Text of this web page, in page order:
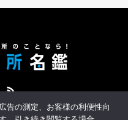
転職サポート スポンサー募集
告の測定、お客様の利便性向